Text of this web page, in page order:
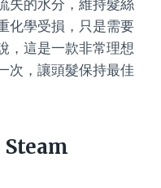
失的水分，維持髮絲
化學受損，只是需要
，這是一款非常理想
次，讓頭髮保持最佳
Steam